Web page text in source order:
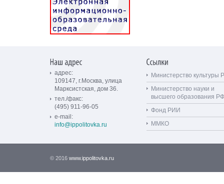
адрес:
109147, г.Москва, улица
Марксистская, дом 36.
тел./факс:
(495) 911-96-05
e-mail:
info@ippolitovka.ru
Министерство культуры
Министерство науки и
высшего образования РФ
Фонд РИИ
ММКО
© 2016 www.ippolitovka.ru